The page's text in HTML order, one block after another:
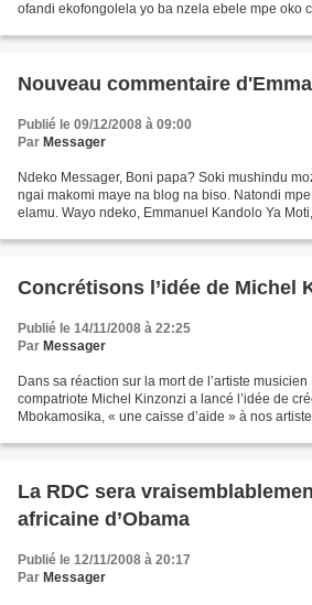
ofandi ekofongolela yo ba nzela ebele mpe oko
Nouveau commentaire
Publié le 09/12/2008 à 09:00
Par Messager
Ndeko Messager, Boni papa? Soki mushindu
ngai makomi maye na blog na biso. Natondi
elamu. Wayo ndeko, Emmanuel Kandolo Ya
Concrétisons l’idée de Michel
Publié le 14/11/2008 à 22:25
Par Messager
Dans sa réaction sur la mort de l’artiste
compatriote Michel Kinzonzi a lancé l’idée de
Mbokamosika, « une caisse d’aide » à nos
La RDC sera
africaine d’Obama
Publié le 12/11/2008 à 20:17
Par Messager